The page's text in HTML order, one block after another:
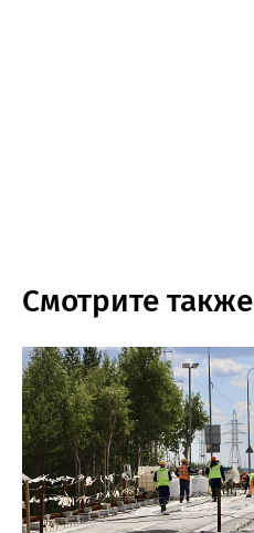
Смотрите также